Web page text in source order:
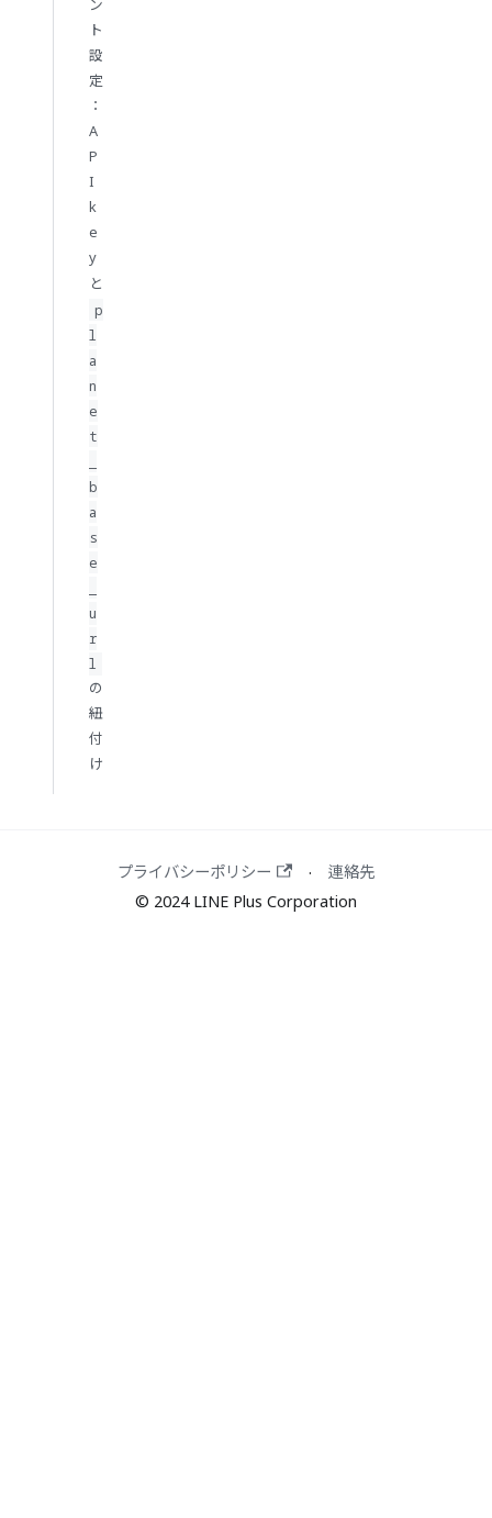
ン
ト
設
定
：
A
P
I
k
e
y
と
p
l
a
n
e
t
b
a
s
e
u
r
l
の
紐
付
け
プライバシーポリシー ·
連絡先
© 2024 LINE Plus Corporation